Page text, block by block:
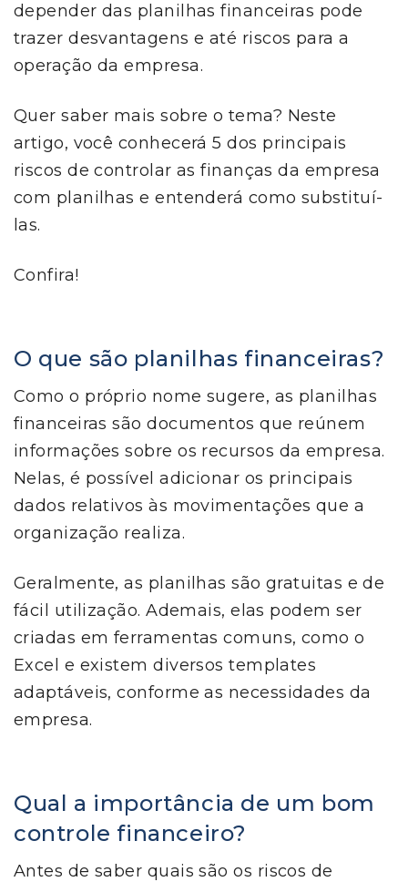
depender das planilhas financeiras pode
trazer desvantagens e até riscos para a
operação da empresa.
Quer saber mais sobre o tema? Neste
artigo, você conhecerá 5 dos principais
riscos de controlar as finanças da empresa
com planilhas e entenderá como substituí-
las.
Confira!
O que são planilhas financeiras?
Como o próprio nome sugere, as planilhas
financeiras são documentos que reúnem
informações sobre os recursos da empresa.
Nelas, é possível adicionar os principais
dados relativos às movimentações que a
organização realiza.
Geralmente, as planilhas são gratuitas e de
fácil utilização. Ademais, elas podem ser
criadas em ferramentas comuns, como o
Excel e existem diversos templates
adaptáveis, conforme as necessidades da
empresa.
Qual a importância de um bom
controle financeiro?
Antes de saber quais são os riscos de